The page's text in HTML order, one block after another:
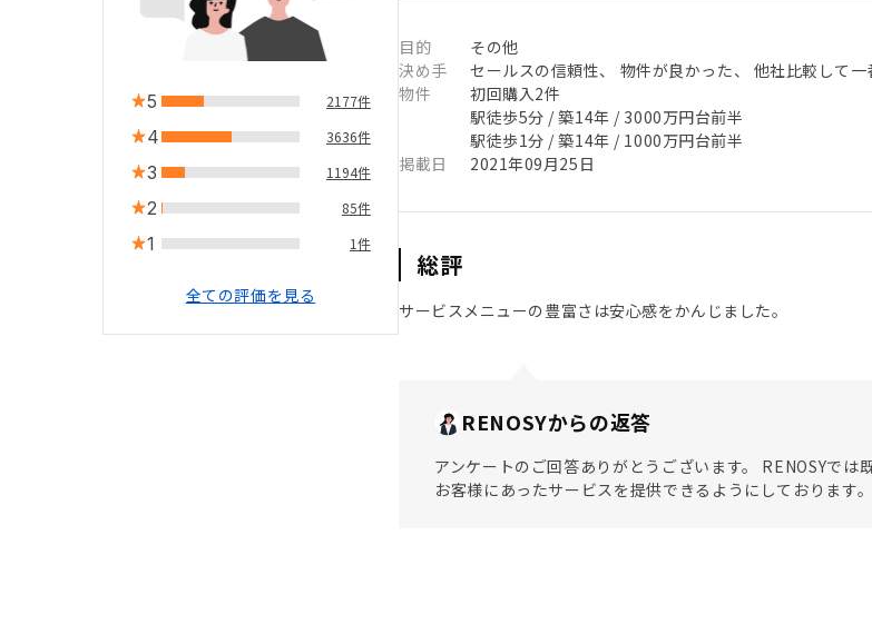
5 2177件
4 3636件
3 1194件
2 85件
1 1件
全ての評価を見る
目的
その他
決め手
セールスの信頼性、 物件が良かった、 他社比較して一
物件
初回購入2件
駅徒歩5分 / 築14年 / 3000万円台前半
駅徒歩1分 / 築14年 / 1000万円台前半
掲載日
2021年09月25日
総評
サービスメニューの豊富さは安心感をかんじました。
RENOSYからの返答
アンケートのご回答ありがとうございます。 RENOSYで
お客様にあったサービスを提供できるようにしております